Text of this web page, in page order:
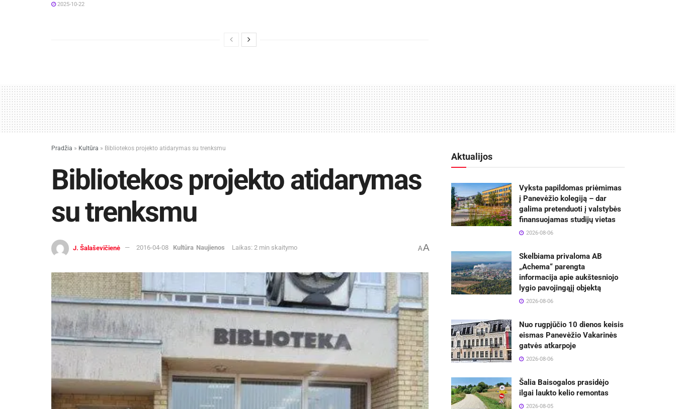
2025-10-22
Pradžia » Kultūra » Bibliotekos projekto atidarymas su trenksmu
Bibliotekos projekto atidarymas
su trenksmu
J. Šalaševičienė 2016-04-08 Kultūra Naujienos Laikas: 2 min skaitymo AA
Aktualijos
Vyksta papildomas priėmimas
į Panevėžio kolegiją – dar
galima pretenduoti į valstybės
finansuojamas studijų vietas
2026-08-06
Skelbiama privaloma AB
„Achema“ parengta
informacija apie aukštesniojo
lygio pavojingąjį objektą
2026-08-06
Nuo rugpjūčio 10 dienos keisis
eismas Panevėžio Vakarinės
gatvės atkarpoje
2026-08-06
Šalia Baisogalos prasidėjo
ilgai laukto kelio remontas
2026-08-05